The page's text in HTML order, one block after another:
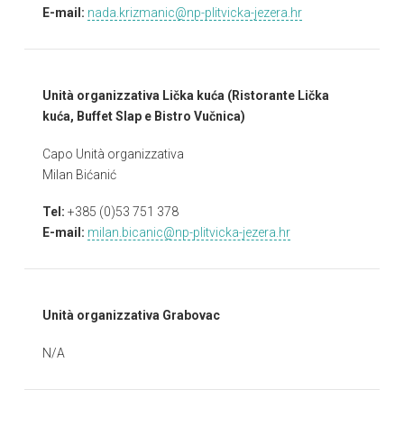
E-mail: nada.krizmanic@np-plitvicka-jezera.hr
Unità organizzativa Lička kuća (Ristorante Lička
kuća, Buffet Slap e Bistro Vučnica)
Capo Unità organizzativa
Milan Bićanić
Tel: +385 (0)53 751 378
E-mail: milan.bicanic@np-plitvicka-jezera.hr
Unità organizzativa Grabovac
N/A